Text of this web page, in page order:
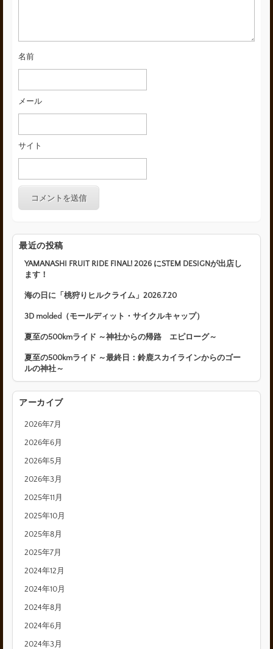
名前
メール
サイト
最近の投稿
YAMANASHI FRUIT RIDE FINAL! 2026 にSTEM DESIGNが出店し
ます！
海の日に「桃狩りヒルクライム」2026.7.20
3D molded（モールディット・サイクルキャップ）
夏至の500kmライド ～神社からの帰路 エピローグ～
夏至の500kmライド ～最終日：鈴鹿スカイラインからのゴー
ルの神社～
アーカイブ
2026年7月
2026年6月
2026年5月
2026年3月
2025年11月
2025年10月
2025年8月
2025年7月
2024年12月
2024年10月
2024年8月
2024年6月
2024年3月